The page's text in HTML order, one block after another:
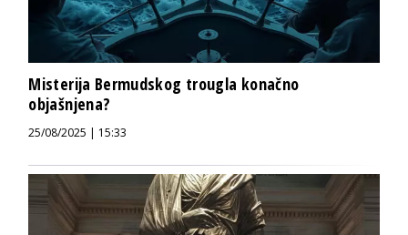
Misterija Bermudskog trougla konačno
objašnjena?
25/08/2025 | 15:33